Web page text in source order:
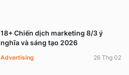
18+ Chiến dịch marketing 8/3 ý
nghĩa và sáng tạo 2026
Advertising 26 Thg 02